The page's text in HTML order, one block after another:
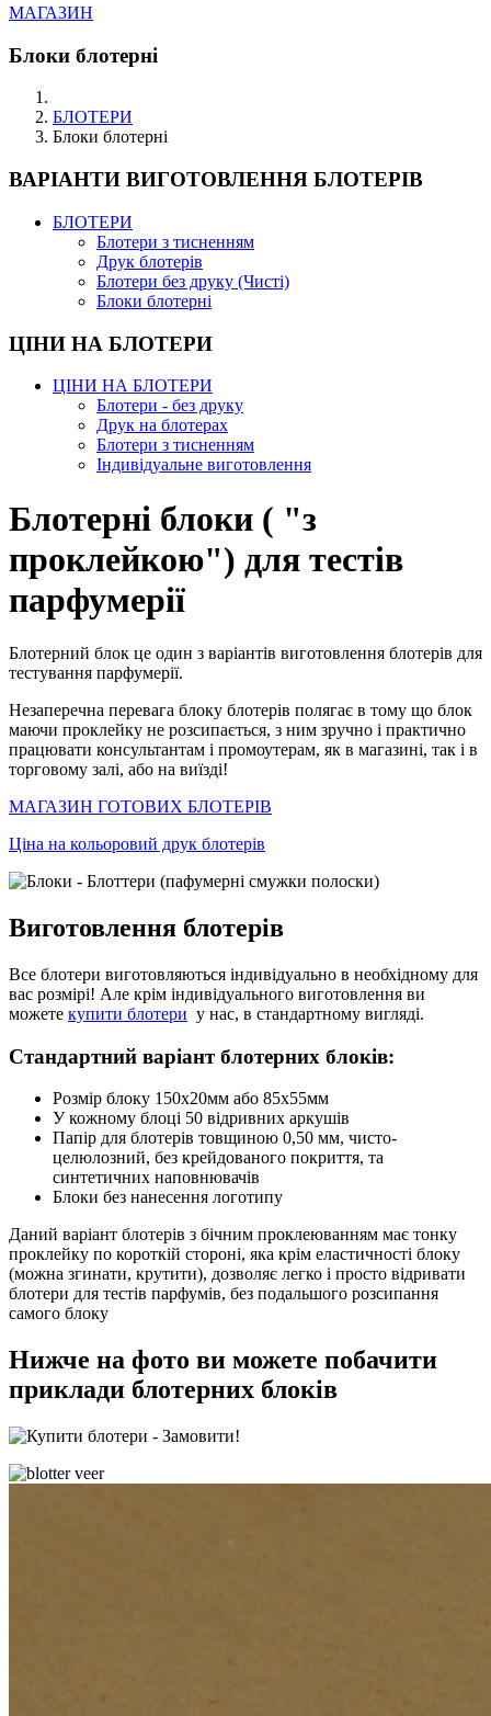
МАГАЗИН
Блоки блотерні
БЛОТЕРИ
Блоки блотерні
ВАРІАНТИ ВИГОТОВЛЕННЯ БЛОТЕРІВ
БЛОТЕРИ
Блотери з тисненням
Друк блотерів
Блотери без друку (Чисті)
Блоки блотерні
ЦІНИ НА БЛОТЕРИ
ЦІНИ НА БЛОТЕРИ
Блотери - без друку
Друк на блотерах
Блотери з тисненням
Індивідуальне виготовлення
Блотерні блоки ( "з
проклейкою") для тестів
парфумерії
Блотерний блок це один з варіантів виготовлення блотерів для
тестування парфумерії.
Незаперечна перевага блоку блотерів полягає в тому що блок
маючи проклейку не розсипається, з ним зручно і практично
працювати консультантам і промоутерам, як в магазині, так і в
торговому залі, або на виїзді!
МАГАЗИН ГОТОВИХ БЛОТЕРІВ
Ціна на кольоровий друк блотерів
Виготовлення блотерів
Все блотери виготовляються індивідуально в необхідному для
вас розмірі! Але крім індивідуального виготовлення ви
можете купити блотери у нас, в стандартному вигляді.
Стандартний варіант блотерних блоків:
Розмір блоку 150х20мм або 85х55мм
У кожному блоці 50 відривних аркушів
Папір для блотерів товщиною 0,50 мм, чисто-
целюлозний, без крейдованого покриття, та
синтетичних наповнювачів
Блоки без нанесення логотипу
Даний варіант блотерів з бічним проклеюванням має тонку
проклейку по короткій стороні, яка крім еластичності блоку
(можна згинати, крутити), дозволяє легко і просто відривати
блотери для тестів парфумів, без подальшого розсипання
самого блоку
Нижче на фото ви можете побачити
приклади блотерних блоків